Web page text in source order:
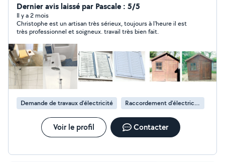
placo - Dallage,.... - aménagements, restaurations
(intérieurs comme extérieurs). Outillage : tout équipé.
Assurance professionnelle : OUI Animé par les valeurs
du rugby : rigueur, respect, engagement, aboutissement
satisfaisant... Ma méthode de travail : méticuleuse.
Horaires à jour chaque dimanche soir.
Dernier avis laissé par Pascale : 5/5
Il y a 2 mois
Christophe est un artisan très sérieux, toujours à l'heure il est
très professionnel et soigneux. travail très bien fait.
Demande de travaux d’électricité Raccordement d'électricité
Voir le profil Contacter